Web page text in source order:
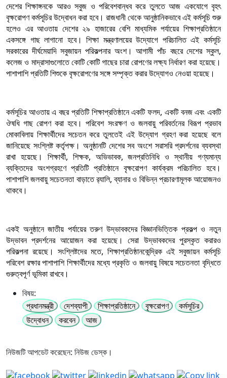
দেশের শিক্ষাঙ্গনকে আরও সবুজ ও পরিবেশবান্ধব করে তুলতে আজ একযোগে বৃহৎ
বৃক্ষরোপণ কর্মসূচির উদ্বোধন করা হবে। রাজধানী থেকে আনুষ্ঠানিকভাবে এই কর্মসূচি শুরু
হলেও এর আওতায় দেশের ২৯ হাজারের বেশি মাধ্যমিক পর্যায়ের শিক্ষাপ্রতিষ্ঠানে
একসঙ্গে গাছ লাগানো হবে। শিক্ষা মন্ত্রণালয়ের উদ্যোগে পরিচালিত এই কর্মসূচি
সরকারের দীর্ঘমেয়াদি সবুজায়ন পরিকল্পনার অংশ। আগামী পাঁচ বছরে দেশের স্কুল,
কলেজ ও মাদ্রাসাগুলোতে কোটি কোটি গাছের চারা রোপণের লক্ষ্য নির্ধারণ করা হয়েছে।
পাশাপাশি প্রতিটি শিশুকে বৃক্ষরোপণের সঙ্গে সম্পৃক্ত করার উদ্যোগও নেওয়া হয়েছে।
কর্মসূচির আওতায় এ বছর প্রতিটি শিক্ষাপ্রতিষ্ঠানে একটি ফলদ, একটি বনজ এবং একটি
ঔষধি গাছ রোপণ করা হবে। পরিবেশ সংরক্ষণ ও জলবায়ু পরিবর্তনের বিরূপ প্রভাব
মোকাবিলায় শিক্ষার্থীদের সচেতন করে তুলতেই এই উদ্যোগ গ্রহণ করা হয়েছে বলে
জানিয়েছে সংশ্লিষ্ট কর্তৃপক্ষ। অনুষ্ঠানটি দেশের সব অংশে সরাসরি প্রদর্শনের ব্যবস্থা
রাখা হয়েছে। শিক্ষার্থী, শিক্ষক, অভিভাবক, জনপ্রতিনিধি ও স্থানীয় গণ্যমান্য
ব্যক্তিদের অংশগ্রহণে প্রতিটি প্রতিষ্ঠানে বৃক্ষরোপণ কার্যক্রম পরিচালিত হবে।
পাশাপাশি জলবায়ু সচেতনতা বাড়াতে র‌্যালি, ব্যানার ও বিভিন্ন প্রচারণামূলক আয়োজনও
থাকবে।
একই অনুষ্ঠানে জাতীয় পর্যায়ের তরুণ উদ্ভাবকদের বিজ্ঞানভিত্তিক প্রকল্প ও নতুন
উদ্ভাবন প্রদর্শনের আয়োজন করা হয়েছে। সেরা উদ্ভাবকদের পুরস্কৃত করারও
পরিকল্পনা রয়েছে। সংশ্লিষ্টদের মতে, শিক্ষাপ্রতিষ্ঠানকেন্দ্রিক এই সবুজায়ন কর্মসূচি
পরিবেশ রক্ষার পাশাপাশি শিক্ষার্থীদের মধ্যে প্রকৃতি ও জলবায়ু বিষয়ে সচেতনতা বৃদ্ধিতে
গুরুত্বপূর্ণ ভূমিকা রাখবে।
বিষয়:
প্রধানমন্ত্রী
দেশব্যাপী শিক্ষাপ্রতিষ্ঠানে বৃক্ষরোপণ
কর্মসূচির
উদ্বোধন
করবেন আজ
নিউজটি আপডেট করেছেন: নিউজ ডেস্ক।